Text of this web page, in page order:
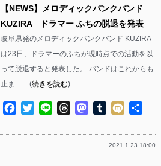
【NEWS】メロディックパンクバンド
KUZIRA ドラマー ふちの脱退を発表
岐阜県発のメロディックパンクバンド KUZIRA
は23日、ドラマーのふちが現時点での活動を以
って脱退すると発表した。 バンドはこれからも
止ま……(続きを読む)
Facebook
TwitterLine ThreadsMastodon
Tumblr
Mixi
2021.1.23 18:00